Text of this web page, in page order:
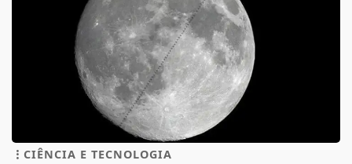
CIÊNCIA E TECNOLOGIA